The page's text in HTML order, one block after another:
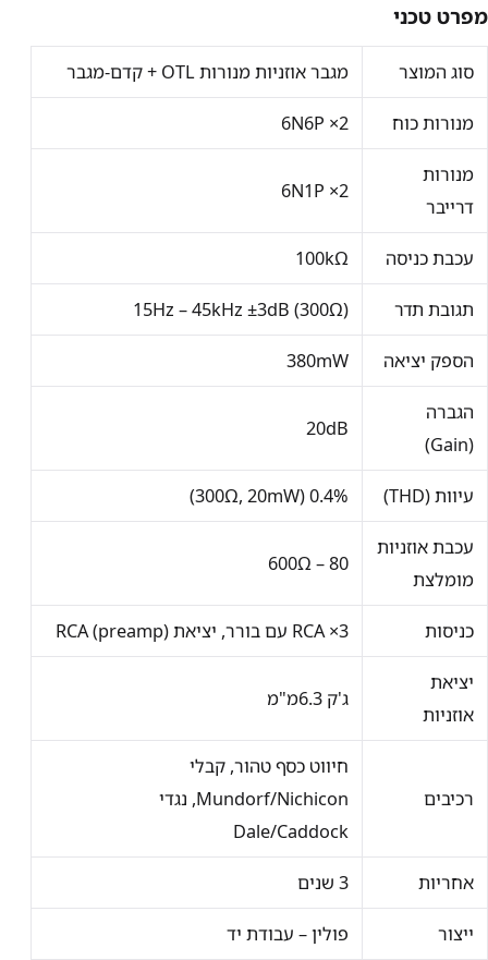
מפרט טכני
סוג המוצר מגבר אוזניות מנורות OTL + קדם-מגבר
מנורות כוח 2× 6N6P
מנורות
דרייבר
2× 6N1P
עכבת כניסה 100kΩ
תגובת תדר 15Hz – 45kHz ±3dB (300Ω)
הספק יציאה 380mW
הגברה
(Gain)
20dB
עיוות (THD) 0.4% (300Ω, 20mW)
עכבת אוזניות
מומלצת
80 – 600Ω
כניסות 3× RCA עם בורר, יציאת RCA (preamp)
יציאת
אוזניות
ג'ק 6.3מ"מ
רכיבים
חיווט כסף טהור, קבלי
Mundorf/Nichicon, נגדי
Dale/Caddock
אחריות 3 שנים
ייצור פולין – עבודת יד